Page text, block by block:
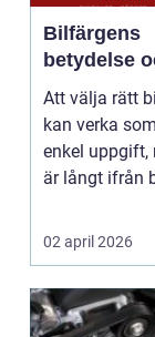
Bilfärgens
betydelse
Att välja rätt
kan verka
enkel uppgift,
är långt ifrån
02 april 2026